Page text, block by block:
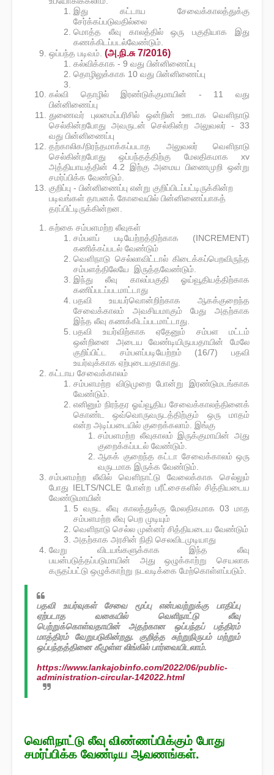
இது கட்டாய சேவைக்காலத்துக்கு
சேர்க்கப்படுவதில்லை
மொத்த லீவு காலத்தில் ஒரு பகுதியாக இது
கணக்கிடப்படல்வேண்டும்.
ஒப்பந்த படிவம். (அ.நி.சு 7/2016)
கல்விக்காக - 9 வது பின்னிணைப்பு
தொழிலுக்காக 10 வது பின்னிணைப்பு
கல்வி தொழில் இரண்டுக்குமாயின் - 11 வது
பின்னிணைப்பு
துணைவர் புலமைப்பரிசில் ஒன்றின் ஊடாக வௌிநாடு
செல்கின்றபோது அவருடன் செல்கின்ற அலுவலர் - 33
வது பின்னிணைப்பு
தற்காலிக/நிரந்தமாக்கப்படாத அலுவலர் வௌிநாடு
செல்கின்றபோது ஒப்பந்தத்திற்கு மேலதிகமாக xv
அத்தியாயத்தின் 4.2 இற்கு அமைய பிணைமுறி ஒன்று
சமர்ப்பிக்க வேண்டும்.
குறிப்பு - பின்னிணைப்பு என்று குறிப்பிடப்பட்டிருக்கின்ற
படிவங்கள் தாபனக் கோவையில் பின்னிணைப்பாகத்
தரப்பிட்டிருக்கின்றன.
கற்கை சம்பளமற்ற லீவுகள்
சம்பளப் படியேற்றத்திற்காக (INCREMENT)
கணிக்கப்படல் வேண்டும்
வௌிநாடு செல்லாவிட்டால் கிடைக்கப்பெறவிருந்த
சம்பளத்திலேயே இருத்தவேண்டும்.
இந்து லீவு காலப்பகுதி ஓய்வூதியத்திற்காக
கணிப்படப்படமாட்டாது
பதவி உயயர்வொன்றிற்காக ஆகக்குறைந்த
சேவைக்காலம் அவசியமாகும் பேது அதற்காக
இந்த லீவு கணக்கிடப்படமாட்டாது.
பதவி உயர்விற்காக ஏதேனும் சம்பள மட்டம்
ஒன்றினை அடைய வேண்டியிருபபதாயின் மேலே
குறிப்பிட்ட சம்பளப்படியேற்றம் (16/7) பதவி
உயர்வுக்காக ஏற்புடையதாகாது.
கட்டாய சேவைக்காலம்
சம்பளமற்ற விடுமுறை போன்று இரண்டுமடங்காக
வேண்டும்.
எனினும் நிரந்தர ஓய்வூதிய சேவைக்காலத்தினைக்
கொண்ட ஒவ்வொருவருடத்திற்கும் ஒரு மாதம்
என்ற அடிப்படையில் குறைக்கலாம். இங்கு
சம்பளமற்ற லீவுகாலம் இருக்குமாயின் அது
குறைக்கப்படல் வேண்டும்.
ஆகக் குறைந்த கட்டா சேவைக்காலம் ஒரு
வருடமாக இருக்க வேண்டும்.
சம்பளமற்ற லீவில் வௌிநாட்டு வேலைக்காக செல்லும்
போது IELTS/NCLE போன்ற பரீட்சைகளில் சித்தியடைய
வேண்டுமாயின்
5 வருட லீவு காலத்துக்கு மேலதிகமாக 03 மாத
சம்பளமற்ற லீவு பெற முடியும்
வௌிநாடு செல்ல முன்னர் சித்தியடைய வேண்டும்
அதற்காக அரசின் நிதி செலவிடமுடியாது
வேறு விடயங்களுக்காக இந்த லீவு
பயன்படுத்தப்படுமாயின் அது ஒழுக்காற்று செயலாக
கருதப்பட்டு ஒழுக்காற்று நடவடிக்கை மேற்கொள்ளப்படும்.
பதவி உயர்வுகள் சேவை மூப்பு என்பவற்றுக்கு பாதிப்பு
ஏற்படாத வகையில் வெளிநாட்டு லீவு
பெற்றுக்கொள்வதாயின் அதற்கான ஒப்பந்தப் பத்திரம்
மாத்திரம் வேறுபடுகின்றது. குறித்த சுற்றுநிருபம் மற்றும்
ஒப்பந்தத்தினை கீழுள்ள லிங்கில் பார்வையிடலாம்.
https://www.lankajobinfo.com/2022/06/public-
administration-circular-142022.html
வௌிநாட்டு லீவு விண்ணப்பிக்கும் போது
சமர்ப்பிக்க வேண்டிய ஆவணங்கள்.